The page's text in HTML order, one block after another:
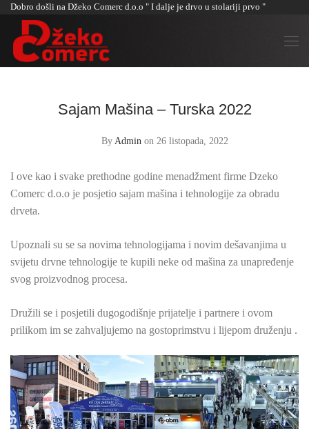
Dobro došli na Džeko Comerc d.o.o " I dalje je drvo u stolariji prvo "
Sajam Mašina – Turska 2022
By Admin on 26 listopada, 2022
I ove kao i svake prethodne godine menadžment firme Dzeko
Comerc d.o.o je posjetio sajam mašina i tehnologije za obradu
drveta.
Upoznali su se sa novima tehnologijama i novim dešavanjima u
svijetu drvne tehnologije te kupili neke od mašina za unapređenje
svog proizvodnog procesa.
Družili se i posjetili dugogodišnje prijatelje i partnere i ovom
prilikom im se zahvaljujemo na gostoprimstvu i lijepom druženju .